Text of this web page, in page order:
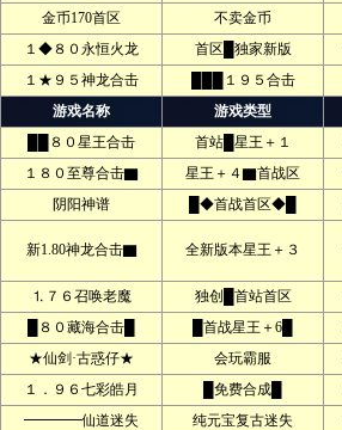
金币170首区
不卖金币
１◆８０永恒火龙
首区█独家新版
１★９５神龙合击
███１９５合击
游戏名称
游戏类型
██８０星王合击
首站█星王＋１
１８０至尊合击▇
星王＋４▇首战区
阴阳神谱
█◆首战首区◆█
新1.80神龙合击▇ 全新版本星王＋３
⒈７６召唤老魔 独创█首站首区
█８０藏海合击█
█首战星王＋6█
★仙剑·古惑仔★
会玩霸服
１．９６七彩皓月
█免费合成█
━━━━仙道迷失
纯元宝复古迷失